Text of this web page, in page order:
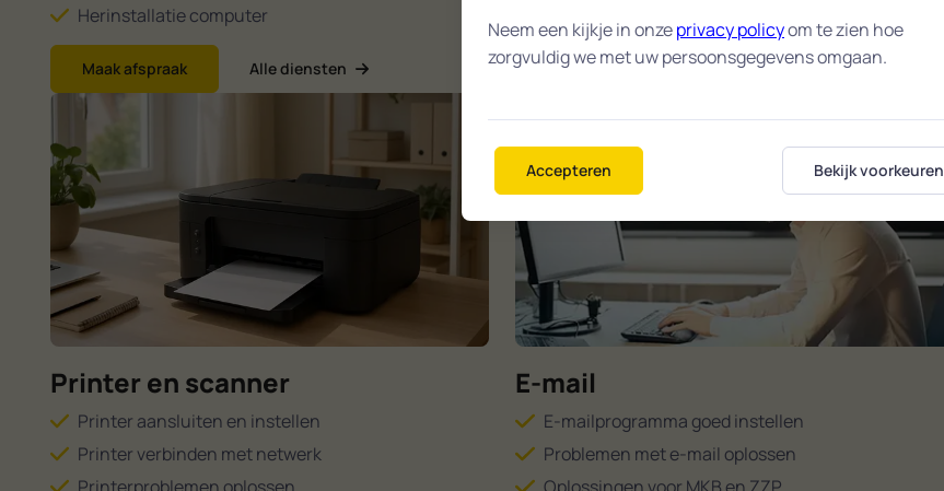
Herinstallatie computer
Maak afspraak Alle diensten Maak afspraak Alle diensten
Printer en scanner
Printer aansluiten en instellen
Printer verbinden met netwerk
Printerproblemen oplossen
E-mail
E-mailprogramma goed instellen
Problemen met e-mail oplossen
Oplossingen voor MKB en ZZP
Neem een kijkje in onzeprivacy policyom te zien hoe
zorgvuldig we met uw persoonsgegevens omgaan.
Accepteren Bekijk voorkeuren